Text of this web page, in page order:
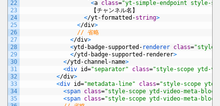
22
23
24
25
26
27
28
29
30
31
32
33
34
35
<a class="yt-simple-endpoint style-
【チャンネル名】
</yt -formatted -string>
</div>
// 省略
</div>
<ytd - badge-supported - renderer class="style-
</ytd - badge-supported - renderer>
</ytd -channel -name>
<div id="separator" class="style-scope ytd-
</div>
<div id="metadata-line" class="style-scope ytd-
<span class="style-scope ytd-video-meta-
<span class="style-scope ytd-video-meta-